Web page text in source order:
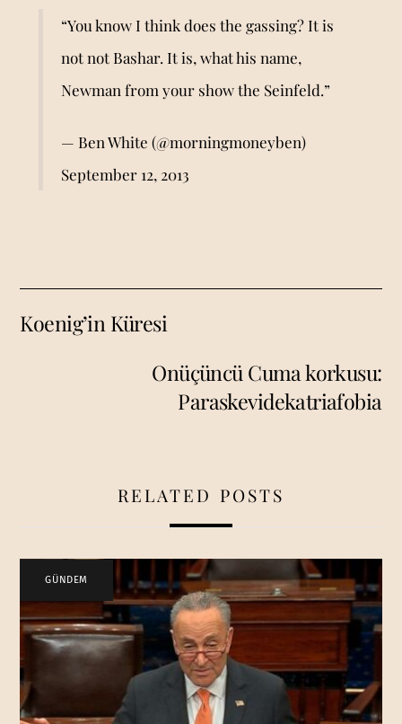
“You know I think does the gassing? It is
not not Bashar. It is, what his name,
Newman from your show the Seinfeld.”
— Ben White (@morningmoneyben)
September 12, 2013
Koenig’in Küresi
Onüçüncü Cuma korkusu:
Paraskevidekatriafobia
RELATED POSTS
GÜNDEM